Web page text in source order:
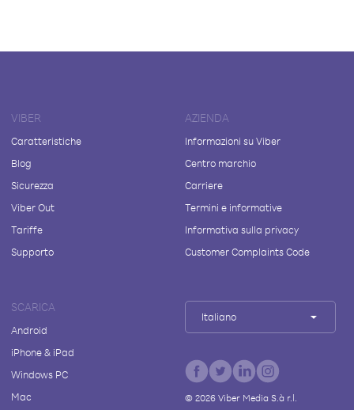
VIBER
Caratteristiche
Blog
Sicurezza
Viber Out
Tariffe
Supporto
AZIENDA
Informazioni su Viber
Centro marchio
Carriere
Termini e informative
Informativa sulla privacy
Customer Complaints Code
SCARICA
Android
iPhone & iPad
Windows PC
Mac
Italiano
© 2026Viber Media S.à r.l.